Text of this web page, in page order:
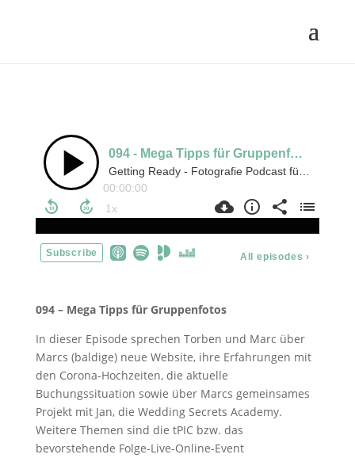
094 – Mega Tipps für Gruppenfotos
In dieser Episode sprechen Torben und Marc über
Marcs (baldige) neue Website, ihre Erfahrungen mit
den Corona-Hochzeiten, die aktuelle
Buchungssituation sowie über Marcs gemeinsames
Projekt mit Jan, die Wedding Secrets Academy.
Weitere Themen sind die tPIC bzw. das
bevorstehende Folge-Live-Online-Event